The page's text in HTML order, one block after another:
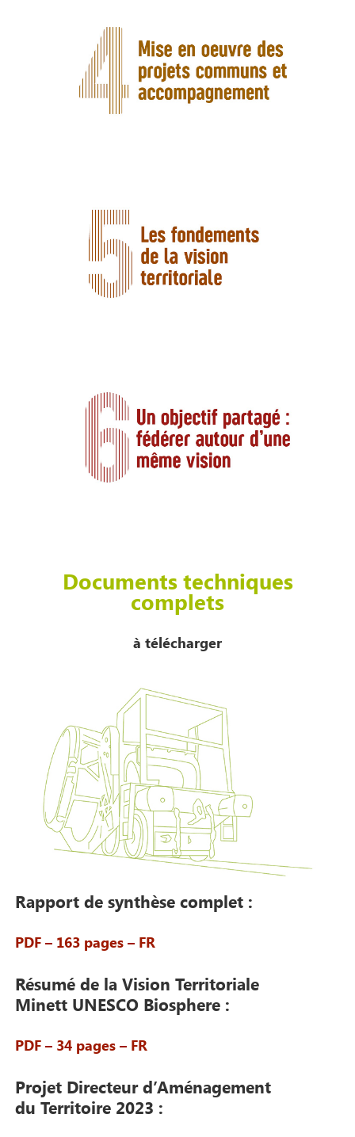
Documents techniques
complets
à télécharger
Rapport de synthèse complet :
PDF – 163 pages – FR
Résumé de la Vision Territoriale
Minett UNESCO Biosphere :
PDF – 34 pages – FR
Projet Directeur d’Aménagement
du Territoire 2023 :